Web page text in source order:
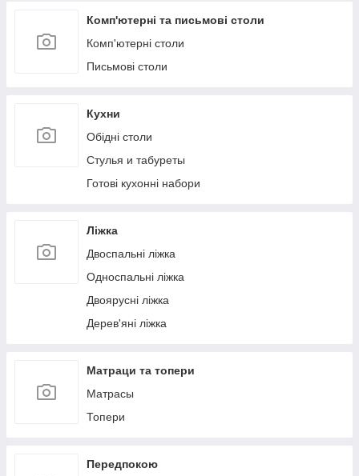
Комп'ютерні та письмові столи
Комп'ютерні столи
Письмові столи
Кухни
Обідні столи
Стулья и табуреты
Готові кухонні набори
Ліжка
Двоспальні ліжка
Односпальні ліжка
Двоярусні ліжка
Дерев'яні ліжка
Матраци та топери
Матрасы
Топери
Передпокою